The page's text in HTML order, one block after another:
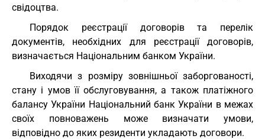
свідоцтва.
Порядок реєстрації договорів та перелік
документів, необхідних для реєстрації договорів,
визначається Національним банком України.
Виходячи з розміру зовнішньої заборгованості,
стану і умов її обслуговування, а також платіжного
балансу України Національний банк України в межах
своїх повноважень може визначати умови,
відповідно до яких резиденти укладають договори.